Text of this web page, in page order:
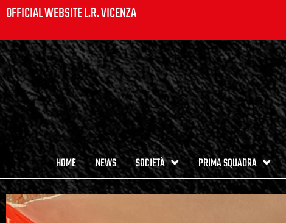
OFFICIAL WEBSITE L.R. VICENZA
HOME NEWS SOCIETÀ PRIMA SQUADRA